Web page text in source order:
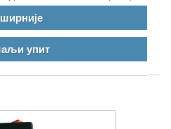
измењивача топлоте, клима
медијума.
упит